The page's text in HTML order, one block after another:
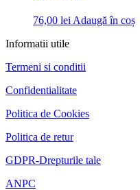
76,00 lei Adaugă în coș
Informatii utile
Termeni si conditii
Confidentialitate
Politica de Cookies
Politica de retur
GDPR-Drepturile tale
ANPC